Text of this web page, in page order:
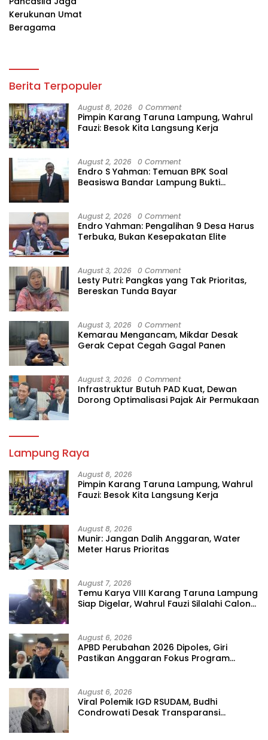
Berita Terpopuler
August 8, 2026 0 Comment
Pimpin Karang Taruna Lampung, Wahrul
Fauzi: Besok Kita Langsung Kerja
August 2, 2026 0 Comment
Endro S Yahman: Temuan BPK Soal
Beasiswa Bandar Lampung Bukti
August 2, 2026 0 Comment
Endro Yahman: Pengalihan 9 Desa Harus
Terbuka, Bukan Kesepakatan Elite
August 3, 2026 0 Comment
Lesty Putri: Pangkas yang Tak Prioritas,
Bereskan Tunda Bayar
August 3, 2026 0 Comment
Kemarau Mengancam, Mikdar Desak
Gerak Cepat Cegah Gagal Panen
August 3, 2026 0 Comment
Infrastruktur Butuh PAD Kuat, Dewan
Dorong Optimalisasi Pajak Air Permukaan
Lampung Raya
August 8, 2026
Pimpin Karang Taruna Lampung, Wahrul
Fauzi: Besok Kita Langsung Kerja
August 8, 2026
Munir: Jangan Dalih Anggaran, Water
Meter Harus Prioritas
August 7, 2026
Temu Karya VIII Karang Taruna Lampung
Siap Digelar, Wahrul Fauzi Silalahi Calon
August 6, 2026
APBD Perubahan 2026 Dipoles, Giri
Pastikan Anggaran Fokus Program
August 6, 2026
Viral Polemik IGD RSUDAM, Budhi
Condrowati Desak Transparansi